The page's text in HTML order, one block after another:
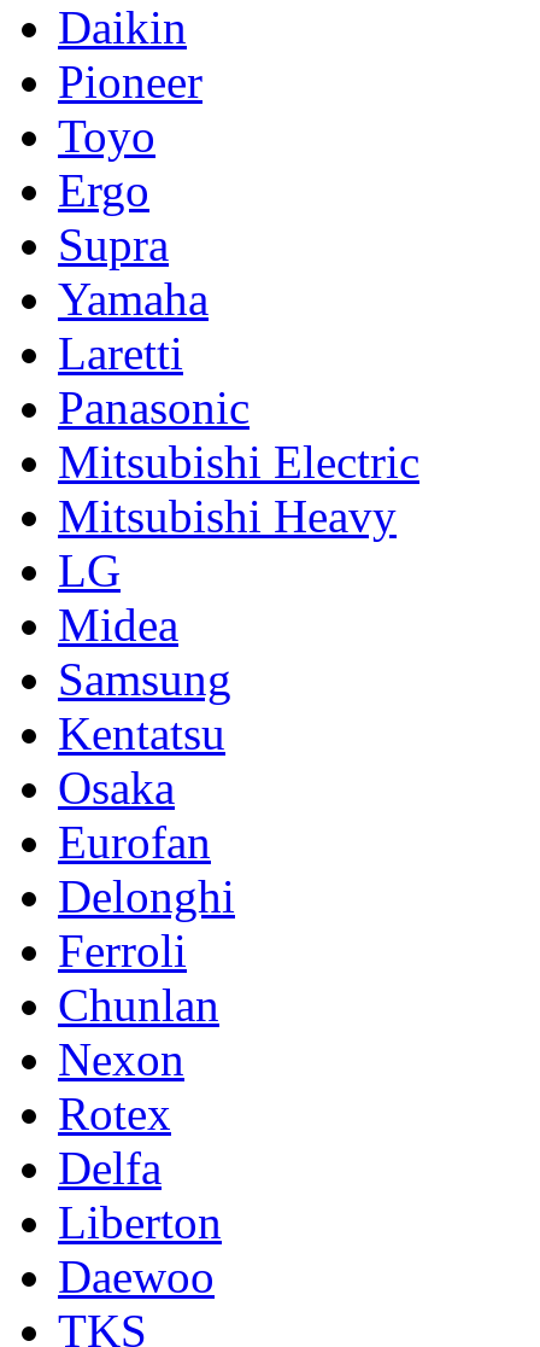
Daikin
Pioneer
Toyo
Ergo
Supra
Yamaha
Laretti
Panasonic
Mitsubishi Electric
Mitsubishi Heavy
LG
Midea
Samsung
Kentatsu
Osaka
Eurofan
Delonghi
Ferroli
Chunlan
Nexon
Rotex
Delfa
Liberton
Daewoo
TKS